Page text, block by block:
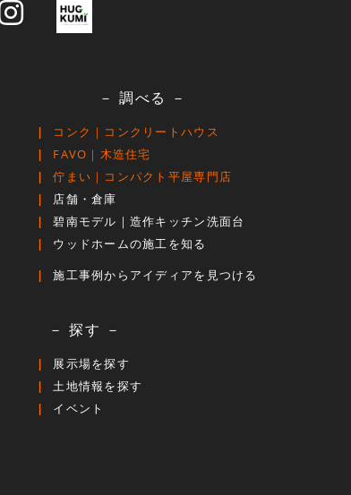
－ 調べる －
コンク｜コンクリートハウス
FAVO｜木造住宅
佇まい｜コンパクト平屋専門店
店舗・倉庫
碧南モデル｜造作キッチン洗面台
ウッドホームの施工を知る
施工事例からアイディアを見つける
－ 探す －
展示場を探す
土地情報を探す
イベント